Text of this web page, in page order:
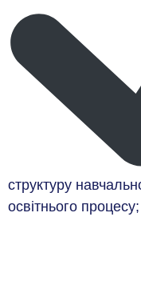
структуру
освітнього процесу;